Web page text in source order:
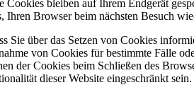
Cookies bleiben auf Ihrem Endgerät
Ihren Browser beim nächsten Besuch
Sie über das Setzen von Cookies
von Cookies für bestimmte Fälle
der Cookies beim Schließen des
dieser Website eingeschränkt sein.